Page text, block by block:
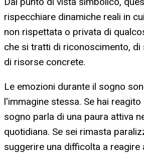
rispecchiare dinamiche reali in
non rispettata o privata di
che si tratti di riconoscimento,
di risorse concrete.
Le emozioni durante il sogno
l'immagine stessa. Se hai
sogno parla di una paura attiva
quotidiana. Se sei rimasta
suggerire una difficolta a reagire